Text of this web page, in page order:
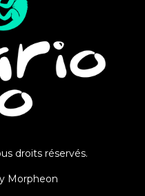
droits réservés.
Morpheon